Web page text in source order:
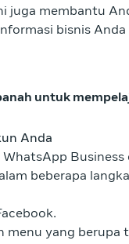
juga membantu
bisnis Anda
untuk
Anda
WhatsApp Business
beberapa
menu yang berupa